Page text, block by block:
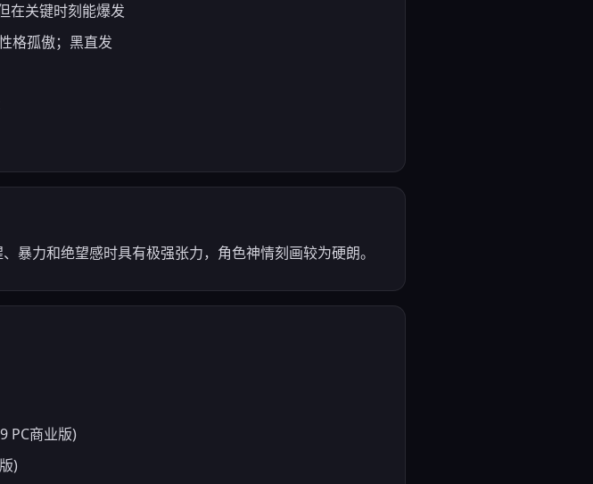
在关键时刻能爆发
格孤傲；黑直发
暴力和绝望感时具有极强张力，角色神情刻画较为硬朗。
PC商业版)
)